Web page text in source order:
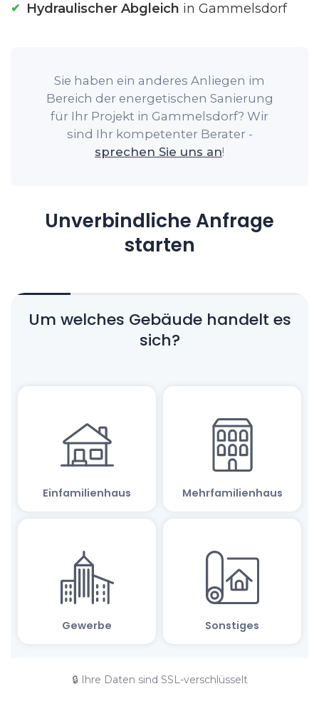
Hydraulischer Abgleich in Gammelsdorf
Sie haben ein anderes Anliegen im
Bereich der energetischen Sanierung
für Ihr Projekt in Gammelsdorf? Wir
sind Ihr kompetenter Berater -
sprechen Sie uns an!
Unverbindliche Anfrage
starten
🔒 Ihre Daten sind SSL-verschlüsselt